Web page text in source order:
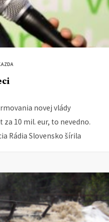
novej vlády
10 mil. eur, to nevedno.
Rádia Slovensko šírila